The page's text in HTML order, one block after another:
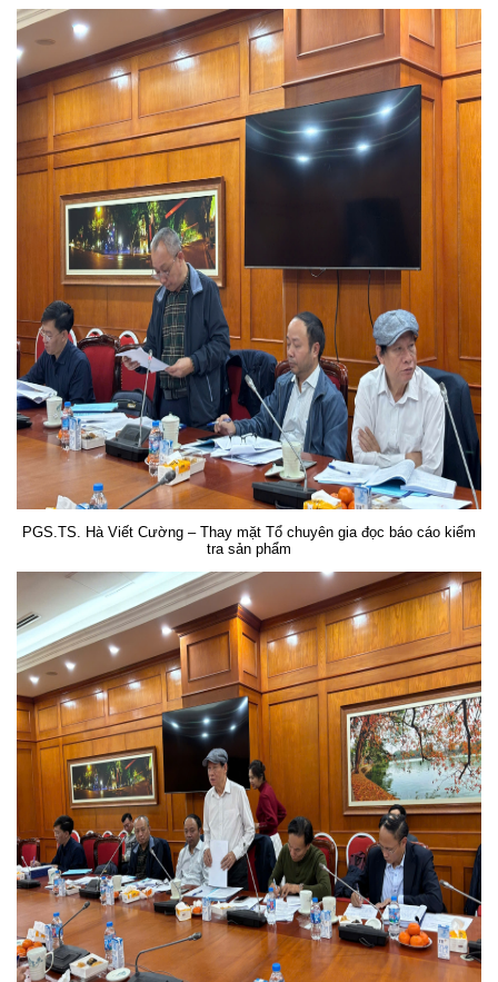
PGS.TS. Hà Viết Cường – Thay mặt Tổ chuyên gia đọc báo cáo kiểm
tra sản phẩm